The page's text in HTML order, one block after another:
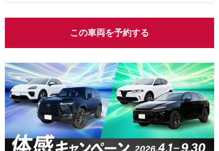
この車両を予約する